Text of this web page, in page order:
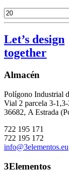
Precio
mínimo
Let’s design
together
Almacén
Polígono Industrial
Vial 2 parcela 3-1,3-
36682, A Estrada
722 195 171
722 195 172
info@3elementos.eu
3Elementos